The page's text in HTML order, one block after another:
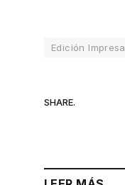
Edición Impresa
SHARE.